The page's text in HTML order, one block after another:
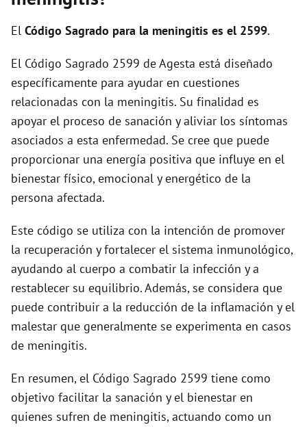
e
o
El Código Sagrado para la meningitis es el 2599.
El Código Sagrado 2599 de Agesta está diseñado
específicamente para ayudar en cuestiones
relacionadas con la meningitis. Su finalidad es
apoyar el proceso de sanación y aliviar los síntomas
asociados a esta enfermedad. Se cree que puede
proporcionar una energía positiva que influye en el
bienestar físico, emocional y energético de la
persona afectada.
Este código se utiliza con la intención de promover
la recuperación y fortalecer el sistema inmunológico,
ayudando al cuerpo a combatir la infección y a
restablecer su equilibrio. Además, se considera que
puede contribuir a la reducción de la inflamación y el
malestar que generalmente se experimenta en casos
de meningitis.
En resumen, el Código Sagrado 2599 tiene como
objetivo facilitar la sanación y el bienestar en
quienes sufren de meningitis, actuando como un